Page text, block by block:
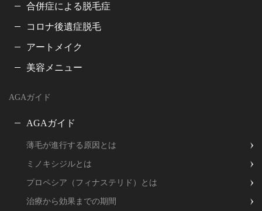
合併症による脱毛症
コロナ後遺症脱毛
アートメイク
美容メニュー
AGAガイド
AGAガイド
薄毛が進行する原因とは
ミノキシジルとは
プロペシア（フィナステリド）とは
治療から効果までの期間